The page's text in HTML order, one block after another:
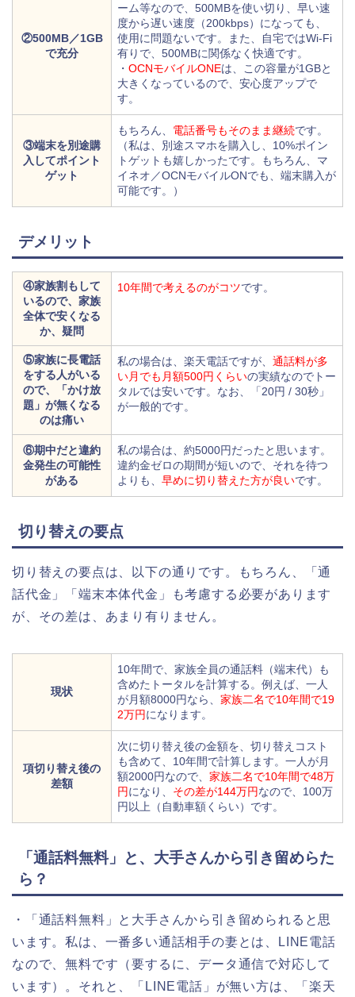
②500MB／1GB
で充分
ーム等なので、500MBを使い切り、早い速
度から遅い速度（200kbps）になっても、
使用に問題ないです。また、自宅ではWi-Fi
有りで、500MBに関係なく快適です。
・ OCNモバイルONEは、この容量が1GBと
大きくなっているので、安心度アップで
す。
③端末を別途購
入してポイント
ゲット
もちろん、 電話番号もそのまま継続です。
（私は、別途スマホを購入し、10%ポイン
トゲットも嬉しかったです。もちろん、マ
イネオ／OCNモバイルONでも、端末購入が
可能です。）
デメリット
④家族割もして
いるので、家族
全体で安くなる
か、疑問
10年間で考えるのがコツです。
⑤家族に長電話
をする人がいる
ので、「かけ放
題」が無くなる
のは痛い
私の場合は、楽天電話ですが、 通話料が多
い月でも月額500円くらいの実績なのでトー
タルでは安いです。なお、「20円 / 30秒」
が一般的です。
⑥期中だと違約
金発生の可能性
がある
私の場合は、約5000円だったと思います。
違約金ゼロの期間が短いので、それを待つ
よりも、 早めに切り替えた方が良いです。
切り替えの要点
切り替えの要点は、以下の通りです。もちろん、「通
話代金」「端末本体代金」も考慮する必要があります
が、その差は、あまり有りません。
現状
10年間で、家族全員の通話料（端末代）も
含めたトータルを計算する。例えば、一人
が月額8000円なら、 家族二名で10年間で19
2万円になります。
項切り替え後の
差額
次に切り替え後の金額を、切り替えコスト
も含めて、10年間で計算します。一人が月
額2000円なので、 家族二名で10年間で48万
円になり、 その差が144万円なので、100万
円以上（自動車額くらい）です。
「通話料無料」と、大手さんから引き留めらた
ら？
・「通話料無料」と大手さんから引き留められると思
います。私は、一番多い通話相手の妻とは、LINE電話
なので、無料です（要するに、データ通信で対応して
います）。それと、「LINE電話」が無い方は、「楽天